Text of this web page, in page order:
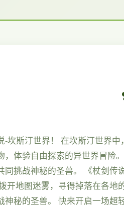
坎斯汀世界！ 在坎斯汀世界
，体验自由探索的异世界冒险
挑战神秘的圣兽。 《杖剑
开地图迷雾，寻得掉落在各
秘的圣兽。 快来开启一场